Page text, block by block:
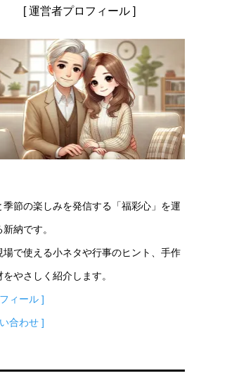
[ 運営者プロフィール ]
季節の楽しみを発信する「福彩心」を運
納です。
場で使える小ネタや行事のヒント、手作
をやさしく紹介します。
ィール ]
合わせ ]